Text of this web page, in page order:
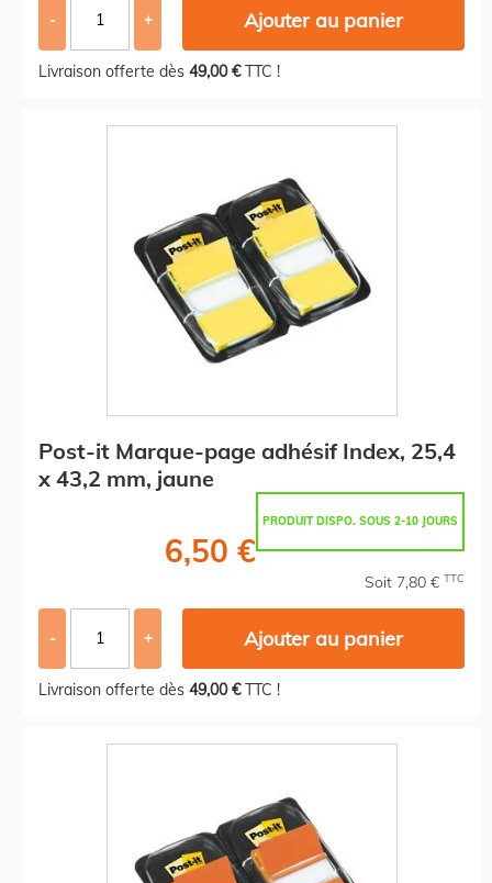
- + Ajouter au panier
Livraison offerte dès 49,00 €TTC !
Post-it Marque-page adhésif Index, 25,4
x 43,2 mm, jaune
PRODUIT DISPO. SOUS 2-10 JOURS
6,50 €
Soit 7,80 € TTC
- + Ajouter au panier
Livraison offerte dès 49,00 €TTC !